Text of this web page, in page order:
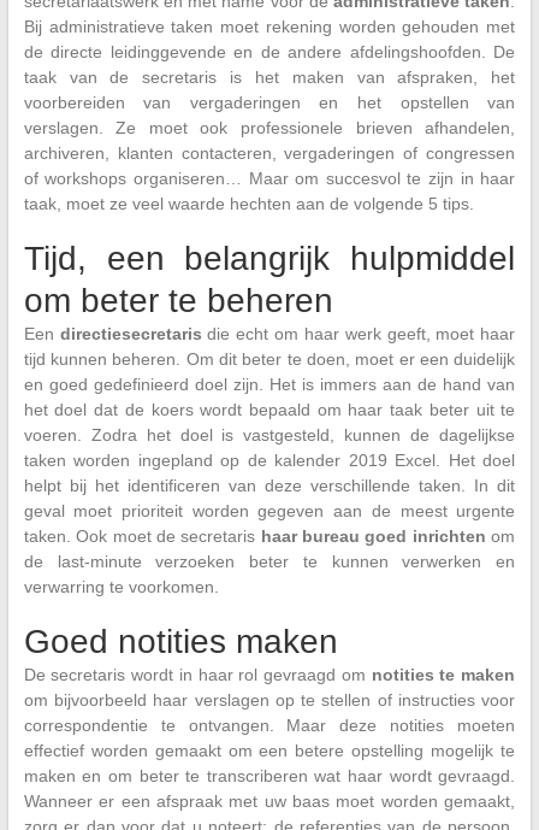
Bij administratieve taken moet rekening worden gehouden met
de directe leidinggevende en de andere afdelingshoofden. De
taak van de secretaris is het maken van afspraken, het
voorbereiden van vergaderingen en het opstellen van
verslagen. Ze moet ook professionele brieven afhandelen,
archiveren, klanten contacteren, vergaderingen of congressen
of workshops organiseren… Maar om succesvol te zijn in haar
taak, moet ze veel waarde hechten aan de volgende 5 tips.
Tijd, een belangrijk hulpmiddel
om beter te beheren
Een directiesecretaris die echt om haar werk geeft, moet haar
tijd kunnen beheren. Om dit beter te doen, moet er een duidelijk
en goed gedefinieerd doel zijn. Het is immers aan de hand van
het doel dat de koers wordt bepaald om haar taak beter uit te
voeren. Zodra het doel is vastgesteld, kunnen de dagelijkse
taken worden ingepland op de kalender 2019 Excel. Het doel
helpt bij het identificeren van deze verschillende taken. In dit
geval moet prioriteit worden gegeven aan de meest urgente
taken. Ook moet de secretaris haar bureau goed inrichten om
de last-minute verzoeken beter te kunnen verwerken en
verwarring te voorkomen.
Goed notities maken
De secretaris wordt in haar rol gevraagd om notities te maken
om bijvoorbeeld haar verslagen op te stellen of instructies voor
correspondentie te ontvangen. Maar deze notities moeten
effectief worden gemaakt om een betere opstelling mogelijk te
maken en om beter te transcriberen wat haar wordt gevraagd.
Wanneer er een afspraak met uw baas moet worden gemaakt,